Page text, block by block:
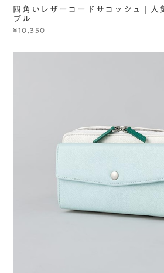
四角いレザーコードサコッシュ | 人
プル
¥10,350